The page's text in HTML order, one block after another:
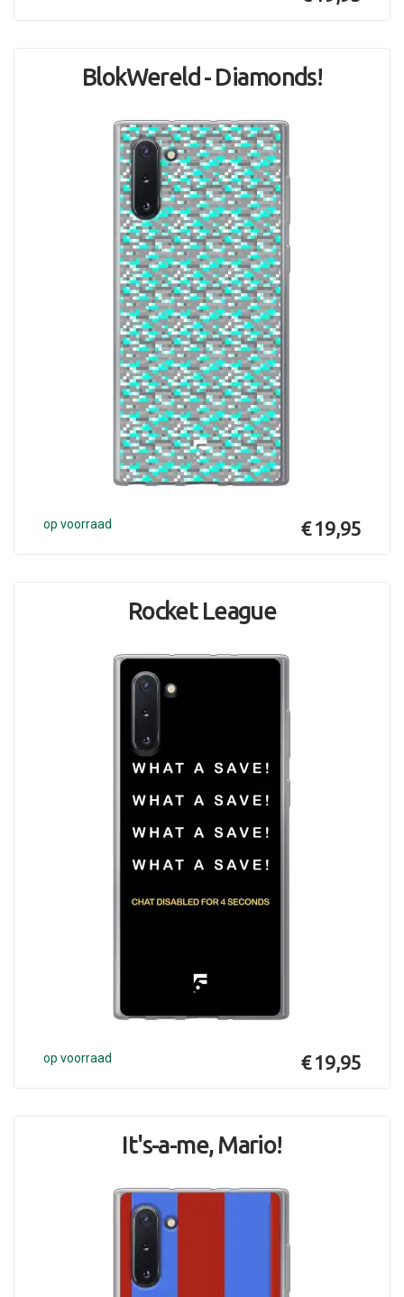
BlokWereld - Diamonds!
op voorraad € 19,95
Rocket League
op voorraad € 19,95
It's-a-me, Mario!